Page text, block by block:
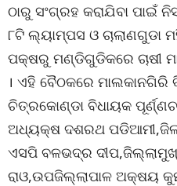
ଠାରୁ ସଂଗ୍ରହ କରାଯିବା ପାଇଁ
୮ଟି ଲ୍ୟାମ୍ପସ ଓ ଚାଲାଣଗୁଡା
ପକ୍ଷରୁ ମଣ୍ଡିଗୁଡିକରେ ଚାଷୀ
। ଏହି ବୈଠକରେ
ଚିତ୍ରକୋଣ୍ଡା ବିଧାୟକ
ଅଧ୍ୟକ୍ଷ ଦଶରଥ
ଏସପି ବଳଭଦ୍ର
ରାଓ,ଉପଜିଲ୍ଲାପାଳ ଅକ୍ଷୟ